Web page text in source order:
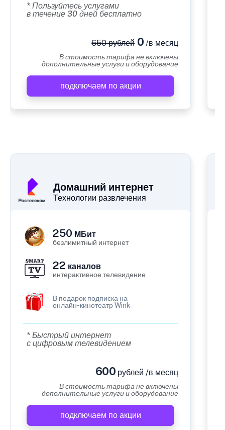
* Пользуйтесь услугами
в течение 30 дней бесплатно
650 рублей0 /в месяц
В стоимость тарифа не включены
дополнительные услуги и оборудование
подключаем по акции
Домашний интернет
Технологии развлечения
250 МБит
безлимитный интернет
22 каналов
интерактивное телевидение
В подарок подписка на
онлайн-кинотеатр Wink
* Быстрый интернет
с цифровым телевидением
600 рублей /в месяц
В стоимость тарифа не включены
дополнительные услуги и оборудование
подключаем по акции